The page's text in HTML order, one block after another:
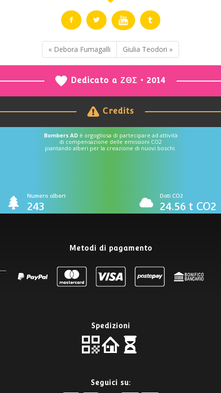
« Debora Fumagalli Giulia Teodori »
Dedicato a ΖΘΣ • 2014
Credits
Bombers ADè orgogliosa di partecipare ad attività
di compensazione delle emissioni CO2
piantando alberi per la creazione di nuovi boschi.
Numero alberi
243
Dati CO2
24.56 t CO2
Metodi di pagamento
Spedizioni
Seguici su: